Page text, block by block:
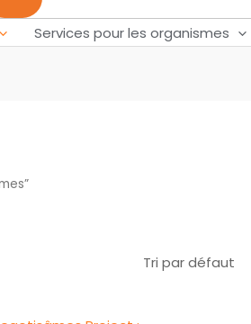
Services pour les organismes